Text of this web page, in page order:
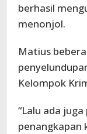
berhasil
menonjol.
Matius
Kelompok
“Lalu ada
penangkapan